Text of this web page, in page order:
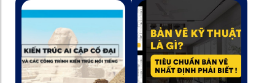
đang rất có tiềm
năng. Vậy kiến trúc
cảnh quan là gì? Có
nên học kiến trúc
cảnh quan? Vậy cùng
cùng quan trọng
trong việc truyền đạt
ý tưởng và khám phá
không gian. Vậy diễn
họa kiến trúc là gì?